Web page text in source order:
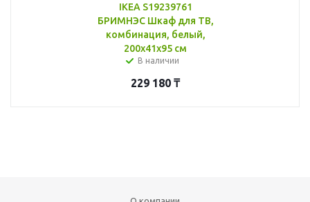
IKEA S19239761
БРИМНЭС Шкаф для ТВ,
комбинация, белый,
200x41x95 см
В наличии
229 180 ₸